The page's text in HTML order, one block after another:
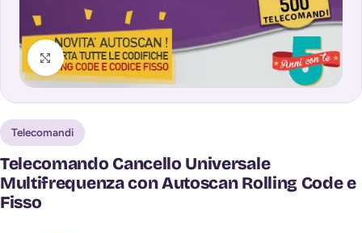
Clicca per ingrandire
Telecomandi
Telecomando Cancello Universale
Multifrequenza con Autoscan Rolling Code e
Fisso